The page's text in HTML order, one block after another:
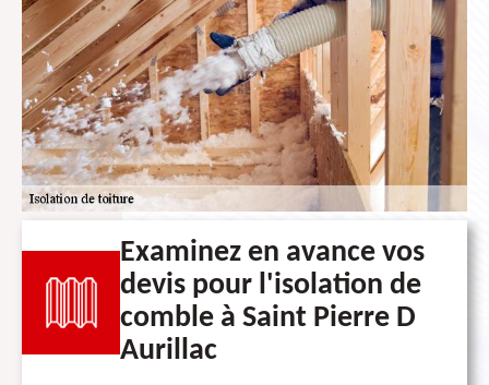
Examinez en avance vos
devis pour l'isolation de
comble à Saint Pierre D
Aurillac